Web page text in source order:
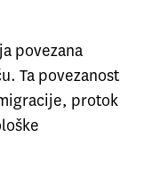
povezana
Ta povezanost
protok